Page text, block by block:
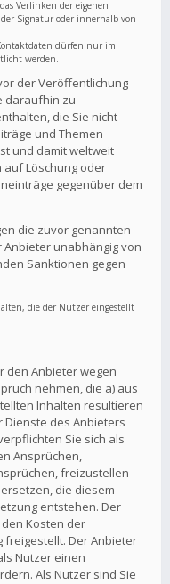
Verlinken der eigenen
Signatur oder innerhalb von
dürfen nur im
werden.
der Veröffentlichung
daraufhin zu
die Sie nicht
und Themen
und damit weltweit
auf Löschung oder
gegenüber dem
die zuvor genannten
Anbieter unabhängig von
Sanktionen gegen
die der Nutzer eingestellt
den Anbieter wegen
nehmen, die a) aus
Inhalten resultieren
des Anbieters
Sie sich als
Ansprüchen,
freizustellen
die diesem
entstehen. Der
Kosten der
freigestellt. Der Anbieter
Nutzer einen
Als Nutzer sind Sie